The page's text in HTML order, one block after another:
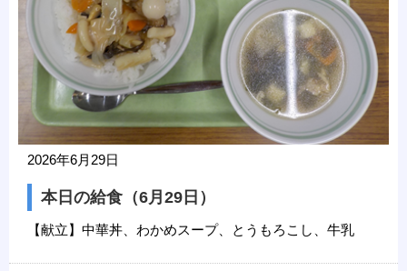
2026年6月29日
本日の給食（6月29日）
【献立】中華丼、わかめスープ、とうもろこし、牛乳